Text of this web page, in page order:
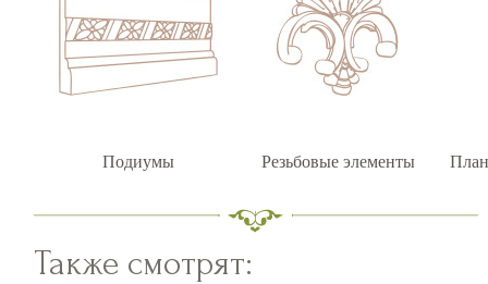
Подиумы Резьбовые элементы
Также смотрят: